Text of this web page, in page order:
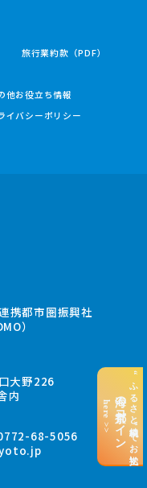
“ふるさと納税”でお支払い
海の京都コイン
here >>
旅行業約款（PDF）
他お役立ち情報
イバシーポリシー
携都市圏振興社
）
大野226
内
68-5056